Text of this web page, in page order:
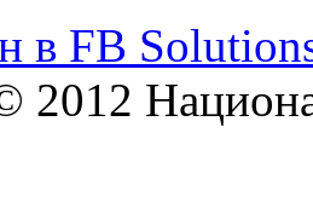
в FB
2012